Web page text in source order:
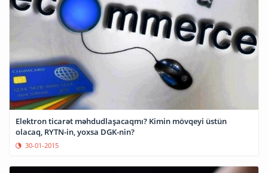
Elektron ticarət məhdudlaşacaqmı? Kimin mövqeyi üstün
olacaq, RYTN-in, yoxsa DGK-nin?
30-01-2015